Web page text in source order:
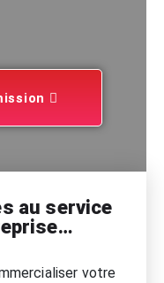
au service
votre